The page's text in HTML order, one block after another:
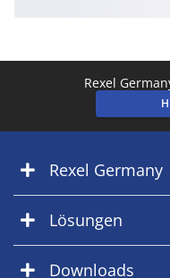
Rexel
Rexel Germany
Lösungen
Downloads